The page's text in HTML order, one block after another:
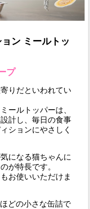
ン ミールトッ
プ
りだといわれてい
ールトッパーは、
計し、毎日の食事
ションにやさしく
になる猫ちゃんに
が特長です。
お使いいただけま
どの小さな缶詰で